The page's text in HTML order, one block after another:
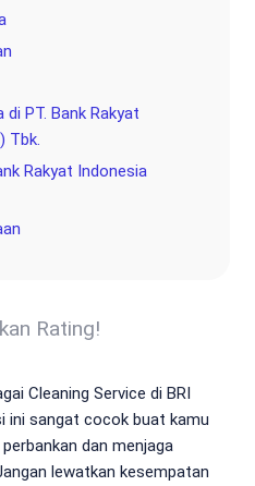
di PT. Bank Rakyat
Tbk.
Rakyat Indonesia
Rating!
Cleaning Service di BRI
ini sangat cocok buat kamu
dan menjaga
lewatkan kesempatan